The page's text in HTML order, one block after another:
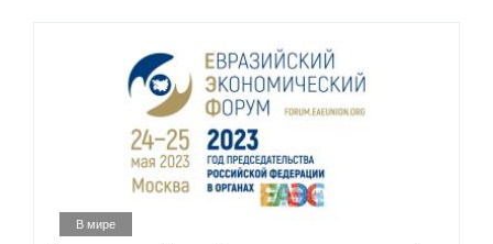
В мире